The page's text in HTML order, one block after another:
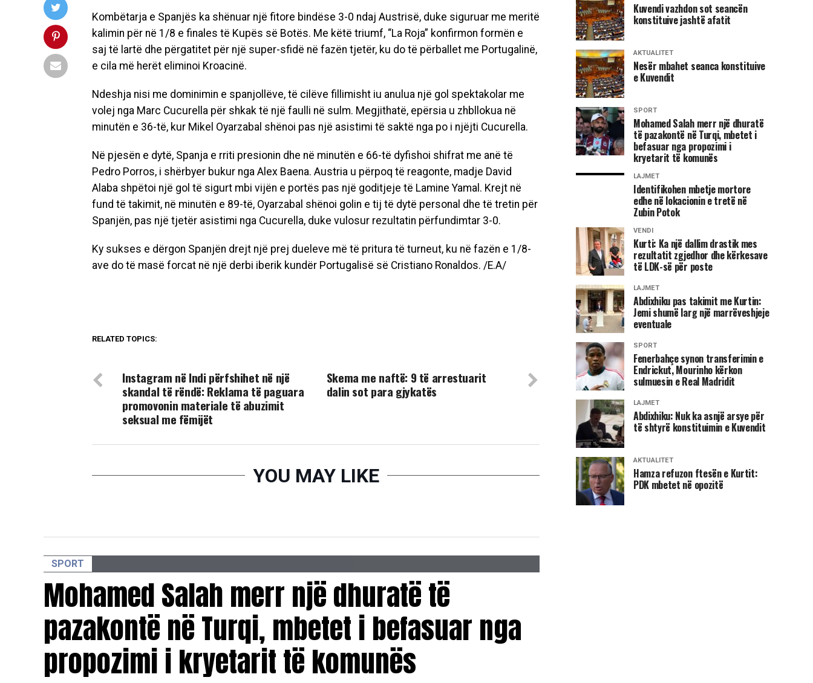
Kombëtarja e Spanjës ka shënuar një fitore bindëse 3-0 ndaj Austrisë, duke siguruar me meritë
kalimin për në 1/8 e finales të Kupës së Botës. Me këtë triumf, “La Roja” konfirmon formën e
saj të lartë dhe përgatitet për një super-sfidë në fazën tjetër, ku do të përballet me Portugalinë,
e cila më herët eliminoi Kroacinë.
Ndeshja nisi me dominimin e spanjollëve, të cilëve fillimisht iu anulua një gol spektakolar me
volej nga Marc Cucurella për shkak të një faulli në sulm. Megjithatë, epërsia u zhbllokua në
minutën e 36-të, kur Mikel Oyarzabal shënoi pas një asistimi të saktë nga po i njëjti Cucurella.
Në pjesën e dytë, Spanja e rriti presionin dhe në minutën e 66-të dyfishoi shifrat me anë të
Pedro Porros, i shërbyer bukur nga Alex Baena. Austria u përpoq të reagonte, madje David
Alaba shpëtoi një gol të sigurt mbi vijën e portës pas një goditjeje të Lamine Yamal. Krejt në
fund të takimit, në minutën e 89-të, Oyarzabal shënoi golin e tij të dytë personal dhe të tretin për
Spanjën, pas një tjetër asistimi nga Cucurella, duke vulosur rezultatin përfundimtar 3-0.
Ky sukses e dërgon Spanjën drejt një prej dueleve më të pritura të turneut, ku në fazën e 1/8-
ave do të masë forcat në një derbi iberik kundër Portugalisë së Cristiano Ronaldos. /E.A/
RELATED TOPICS:
Skema me naftë: 9 të arrestuarit
dalin sot para gjykatës
Instagram në Indi përfshihet në një
skandal të rëndë: Reklama të paguara
promovonin materiale të abuzimit
seksual me fëmijët
YOU MAY LIKE
SPORT
Mohamed Salah merr një dhuratë të
pazakontë në Turqi, mbetet i befasuar nga
propozimi i kryetarit të komunës
Kuvendi vazhdon sot seancën
konstituive jashtë afatit
AKTUALITET
Nesër mbahet seanca konstituive
e Kuvendit
SPORT
Mohamed Salah merr një dhuratë
të pazakontë në Turqi, mbetet i
befasuar nga propozimi i
kryetarit të komunës
LAJMET
Identifikohen mbetje mortore
edhe në lokacionin e tretë në
Zubin Potok
VENDI
Kurti: Ka një dallim drastik mes
rezultatit zgjedhor dhe kërkesave
të LDK-së për poste
LAJMET
Abdixhiku pas takimit me Kurtin:
Jemi shumë larg një marrëveshjeje
eventuale
SPORT
Fenerbahçe synon transferimin e
Endrickut, Mourinho kërkon
sulmuesin e Real Madridit
LAJMET
Abdixhiku: Nuk ka asnjë arsye për
të shtyrë konstituimin e Kuvendit
AKTUALITET
Hamza refuzon ftesën e Kurtit:
PDK mbetet në opozitë